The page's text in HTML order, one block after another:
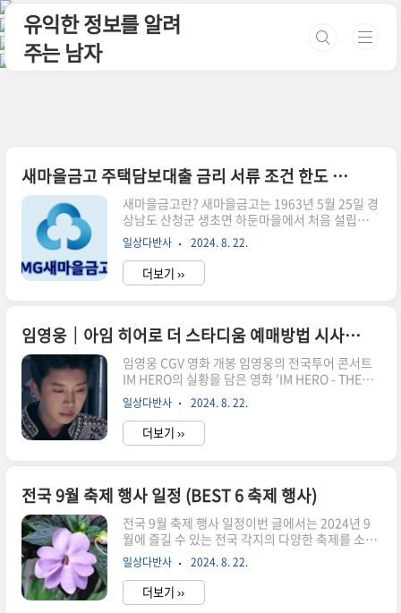
본문 바로가기
유익한 정보를 알려
주는 남자
새마을금고 주택담보대출 금리 서류 조건 한도 총정리
새마을금고란? 새마을금고는 1963년 5월 25일 경
상남도 산청군 생초면 하둔마을에서 처음 설립된
금융협동조합으로, 지역 공동체의 발전을 도모하
는 것을 목적으로 합니다. 은행의 업무를 하고 있어
은행으로 오해할 수 있으나 새마을금고는 비영리
조직으로 은행법을 적용받지 않으며 금융위원회의
마을금고 주택담보대출의 금리는 회원 신용등급,
금고 거래 기여도 등에 따라 차등 적용되며, 아파트
의 경우 KB 시세 일반평균가 기준 지역별 LTV 비율
이 적용됩니다. 또한 개인의 신용도, 물건의 현황에
따라 한도가 차감될 수 있습니다.2023년 11월 기
준 새마을금고아파트담보대출의 금리는 5.9%부
터, 무설정론의 경우 금리는 7..
일상다반사 2024. 8. 22.
더보기 ››
임영웅│아임 히어로 더 스타디움 예매방법 시사회 무대인사 총정리
임영웅 CGV 영화 개봉 임영웅의 전국투어 콘서트
IM HERO의 실황을 담은 영화 'IM HERO - THE
STADIUM'은 오는 8월 28일 CGV에서 개봉될 예
정입니다. 영화에서는 콘서트 현장의 뜨거운 열기
와 감동을 생생하게 느낄 수 있으며, 임영웅의 무대
위 모습과 함께 인터뷰 장면도 담겨있을 것으로 알
경기장에서 양일 10만 명의 관객을 동원하며 콘서
트 안팎으로 폭발적인 화제를 일으켰던 임영웅의
콘서트를 극장에서 다시 만날 수 있는 작품입니다.
무대 위 압도적인 가창력과 다채로운 퍼포먼스, 새
로운 도전을 마다하지 않는 무대 뒤의 열정적인 모
습과 영웅시대를 향한 진솔한 마음, 그리고 최고의
공연을 위..
일상다반사 2024. 8. 22.
더보기 ››
전국 9월 축제 행사 일정 (BEST 6 축제 행사)
전국 9월 축제 행사 일정이번 글에서는 2024년 9
월에 즐길 수 있는 전국 각지의 다양한 축제를 소개
하고, 기간, 시간, 장소, 요금, 등의 내용을 다뤄보도
록 하겠습니다. 율봄식물원 봉선화 시즌 봉선화 꽃
피는 여름~ 가을 율봄식물원 야외 정원 곳곳 봉선
화와 서양 봉선화가 분홍의 고운 빛을 물들이고 있
일상다반사 2024. 8. 22.
더보기 ››